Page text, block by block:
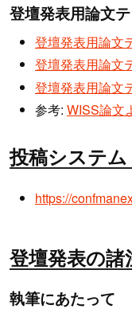
登壇発表用論文
登壇発表用論文
登壇発表用論文
登壇発表用論文
参考: WISS論文
投稿システム
https://
登壇発表の諸
執筆にあたって